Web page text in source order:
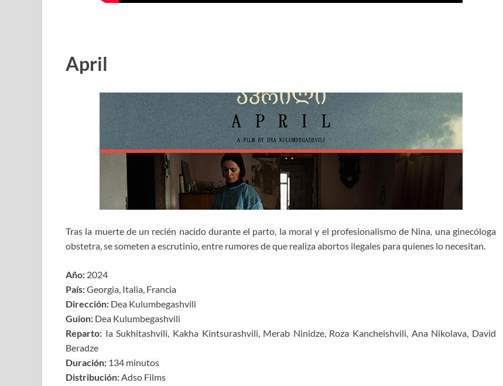
April
Tras la muerte de un recién nacido durante el parto, la moral y el profesionalismo de Nina, una ginecóloga
obstetra, se someten a escrutinio, entre rumores de que realiza abortos ilegales para quienes lo necesitan.
Año: 2024
País:Georgia, Italia, Francia
Dirección: Dea Kulumbegashvili
Guion: Dea Kulumbegashvili
Reparto: Ia Sukhitashvili, Kakha Kintsurashvili, Merab Ninidze, Roza Kancheishvili, Ana Nikolava, David
Beradze
Duración: 134 minutos
Distribución:Adso Films